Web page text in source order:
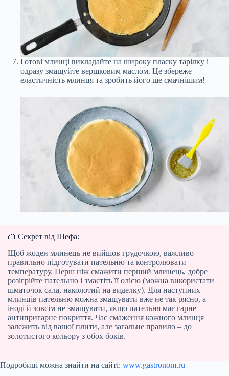
Готові млинці викладайте на широку пласку тарілку і
одразу змащуйте вершковим маслом. Це збереже
еластичність млинця та зробить його ще смачнішим!
🍰 Секрет від Шефа:
Щоб жоден млинець не вийшов грудочкою, важливо
правильно підготувати пательню та контролювати
температуру. Перш ніж смажити перший млинець, добре
розігрійте пательню і змастіть її олією (можна використати
шматочок сала, наколотий на виделку). Для наступних
млинців пательню можна змащувати вже не так рясно, а
іноді й зовсім не змащувати, якщо пательня має гарне
антипригарне покриття. Час смаження кожного млинця
залежить від вашої плити, але загальне правило – до
золотистого кольору з обох боків.
Подробиці можна знайти на сайті: www.gastronom.ru